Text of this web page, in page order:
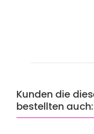
Kunden die
bestellten auch: